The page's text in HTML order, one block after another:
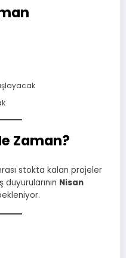
Zaman?
stokta kalan projeler
Nisan